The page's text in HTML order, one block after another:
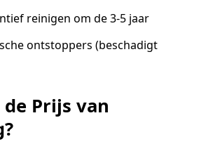
reinigen om de 3-5 jaar
ontstoppers (beschadigt
Prijs van